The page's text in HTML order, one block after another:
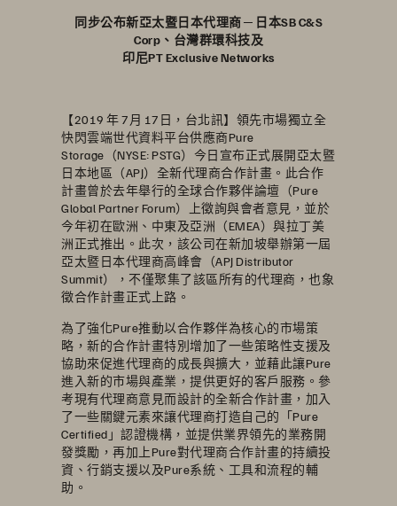
同步公布新亞太暨日本代理商 ─ 日本SB C&S
Corp、台灣群環科技及
印尼PT Exclusive Networks
【2019 年 7月 17日，台北訊】領先市場獨立全
快閃雲端世代資料平台供應商Pure
Storage（NYSE: PSTG）今日宣布正式展開亞太暨
日本地區（APJ）全新代理商合作計畫。此合作
計畫曾於去年舉行的全球合作夥伴論壇（Pure
Global Partner Forum）上徵詢與會者意見，並於
今年初在歐洲、中東及亞洲（EMEA）與拉丁美
洲正式推出。此次，該公司在新加坡舉辦第一屆
亞太暨日本代理商高峰會（APJ Distributor
Summit），不僅聚集了該區所有的代理商，也象
徵合作計畫正式上路。
為了強化Pure推動以合作夥伴為核心的市場策
略，新的合作計畫特別增加了一些策略性支援及
協助來促進代理商的成長與擴大，並藉此讓Pure
進入新的市場與產業，提供更好的客戶服務。參
考現有代理商意見而設計的全新合作計畫，加入
了一些關鍵元素來讓代理商打造自己的「Pure
Certified」認證機構，並提供業界領先的業務開
發獎勵，再加上Pure對代理商合作計畫的持續投
資、行銷支援以及Pure系統、工具和流程的輔
助。